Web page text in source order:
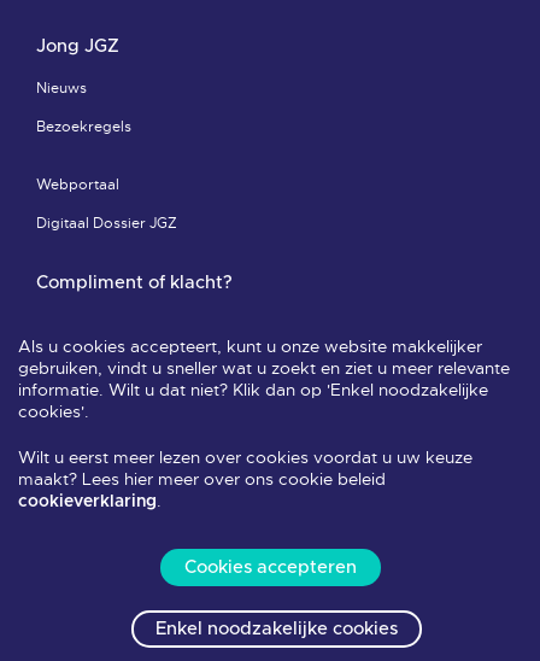
Jong JGZ
Nieuws
Bezoekregels
Webportaal
Digitaal Dossier JGZ
Compliment of klacht?
Leveringsvoorwaarden & privacy
Veelgestelde vragen
Volg ons
Als u cookies accepteert, kunt u onze website makkelijker
gebruiken, vindt u sneller wat u zoekt en ziet u meer relevante
informatie. Wilt u dat niet? Klik dan op 'Enkel noodzakelijke
cookies'.
Wilt u eerst meer lezen over cookies voordat u uw keuze
maakt? Lees hier meer over ons cookie beleid
cookieverklaring.
Cookies accepteren
Enkel noodzakelijke cookies
Leveringsvoorwaarden